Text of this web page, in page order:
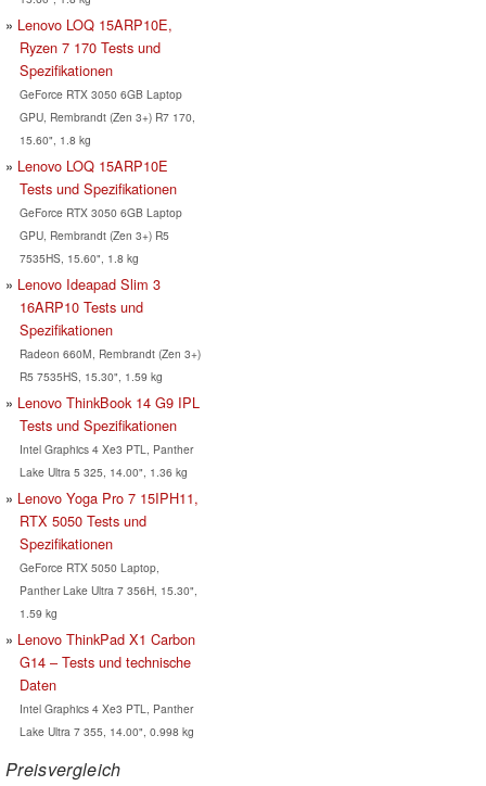
Lenovo LOQ 15ARP10E,
Ryzen 7 170 Tests und
Spezifikationen
GeForce RTX 3050 6GB Laptop
GPU, Rembrandt (Zen 3+) R7 170,
15.60", 1.8 kg
Lenovo LOQ 15ARP10E
Tests und Spezifikationen
GeForce RTX 3050 6GB Laptop
GPU, Rembrandt (Zen 3+) R5
7535HS, 15.60", 1.8 kg
Lenovo Ideapad Slim 3
16ARP10 Tests und
Spezifikationen
Radeon 660M, Rembrandt (Zen 3+)
R5 7535HS, 15.30", 1.59 kg
Lenovo ThinkBook 14 G9 IPL
Tests und Spezifikationen
Intel Graphics 4 Xe3 PTL, Panther
Lake Ultra 5 325, 14.00", 1.36 kg
Lenovo Yoga Pro 7 15IPH11,
RTX 5050 Tests und
Spezifikationen
GeForce RTX 5050 Laptop,
Panther Lake Ultra 7 356H, 15.30",
1.59 kg
Lenovo ThinkPad X1 Carbon
G14 – Tests und technische
Daten
Intel Graphics 4 Xe3 PTL, Panther
Lake Ultra 7 355, 14.00", 0.998 kg
Preisvergleich